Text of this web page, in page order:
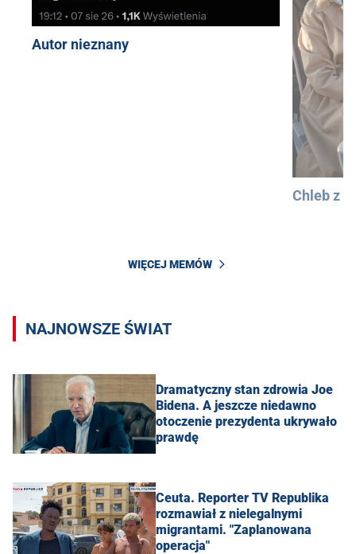
Autor nieznany
Chleb z
WIĘCEJ MEMÓW
NAJNOWSZE ŚWIAT
Dramatyczny stan zdrowia Joe
Bidena. A jeszcze niedawno
otoczenie prezydenta ukrywało
prawdę
Ceuta. Reporter TV Republika
rozmawiał z nielegalnymi
migrantami. "Zaplanowana
operacja"